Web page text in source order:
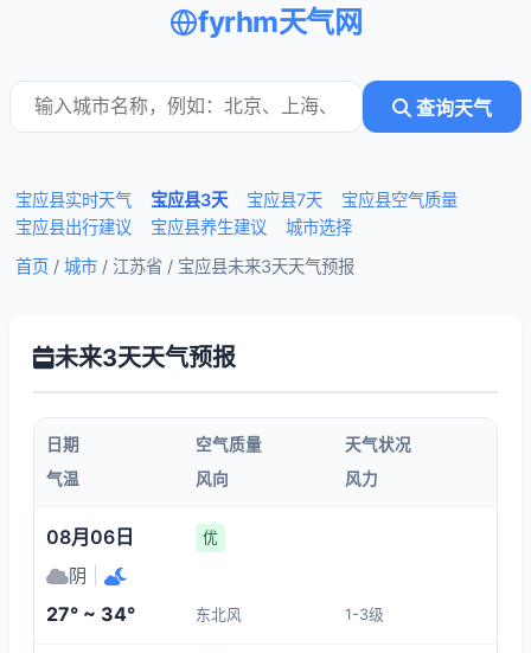
fyrhm天气网
查询天气
宝应县实时天气 宝应县3天 宝应县7天
宝应县空气质量
宝应县出行建议
宝应县养生建议
城市选择
首页 / 城市 / 江苏省 / 宝应县未来3天天气预报
未来3天天气预报
日期 空气质量
天气状况
气温
风向 风力
08月06日 优
阴
27° ~ 34° 东北风 1-3级